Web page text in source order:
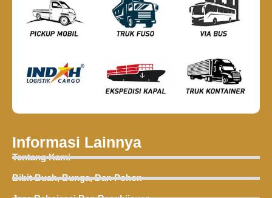
Informasi Lainnya
Tentang Kami
Bibit Buah, Bunga, Dan Pohon